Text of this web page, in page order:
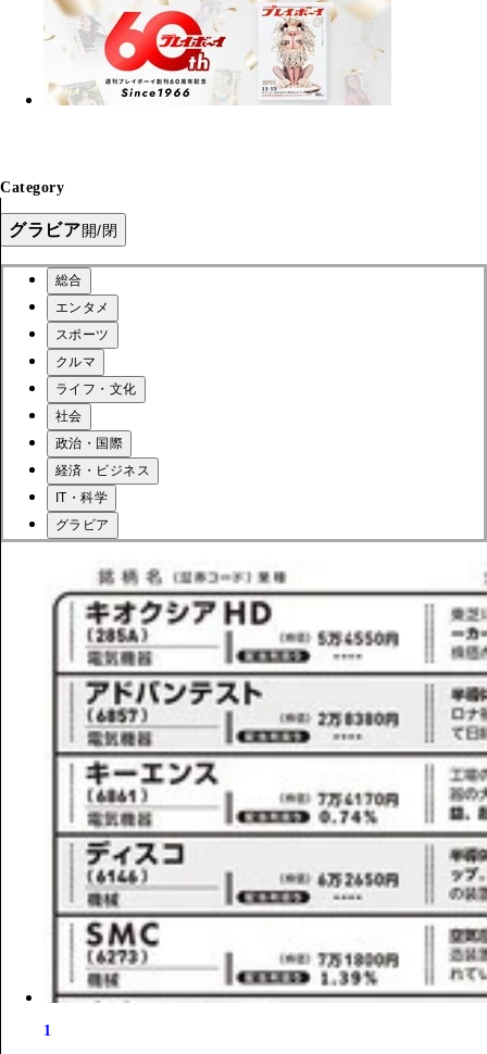
Category
グラビア開/閉
総合
エンタメ
スポーツ
クルマ
ライフ・文化
社会
政治・国際
経済・ビジネス
IT・科学
グラビア
1